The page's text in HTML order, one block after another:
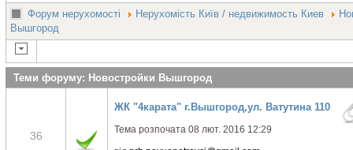
Форум нерухомості Нерухомість Київ / недвижимость Киев
Вышгород
Теми форуму: Новостройки Вышгород
36
ЖК "4карата" г.Вышгород,ул. Ватутина 110
Тема розпочата 08 лют. 2016 12:29